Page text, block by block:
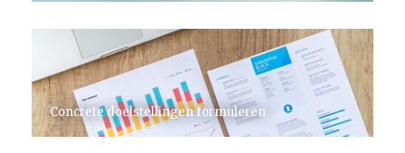
Concrete doelstellingen formuleren